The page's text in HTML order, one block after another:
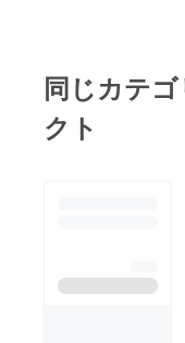
同じカテ
クト